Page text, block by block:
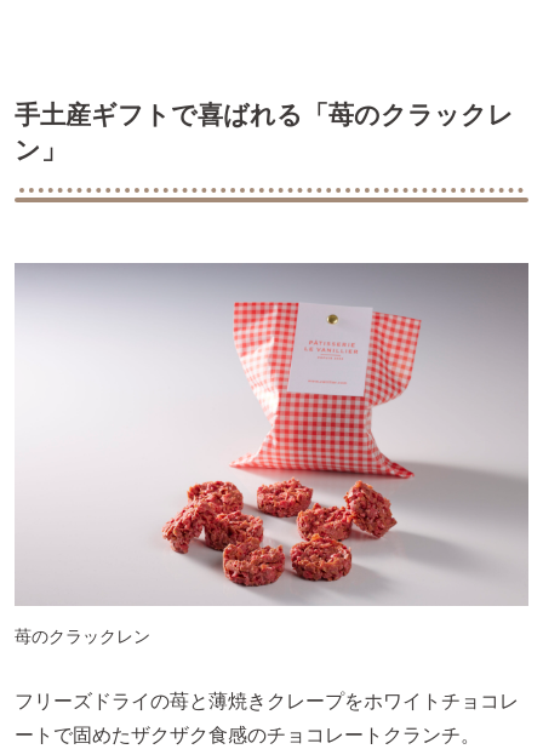
手土産ギフトで喜ばれる「苺のクラックレ
ン」
苺のクラックレン
フリーズドライの苺と薄焼きクレープをホワイトチョコレ
ートで固めたザクザク食感のチョコレートクランチ。